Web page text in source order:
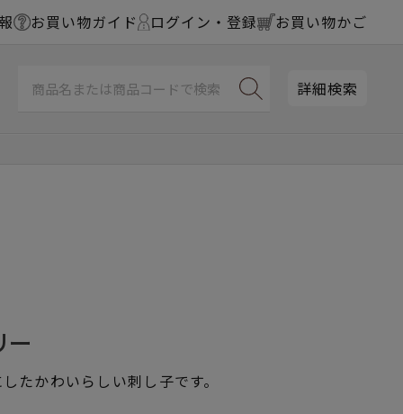
お買い物ガイド ログイン・登録 お買い物かご
詳細検索
ー
たかわいらしい刺し子です。